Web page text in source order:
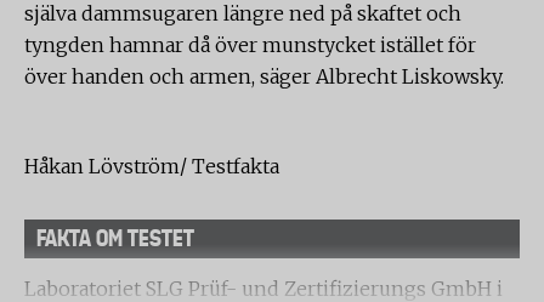
själva dammsugaren längre ned på skaftet och
tyngden hamnar då över munstycket istället för
över handen och armen, säger Albrecht Liskowsky.
Håkan Lövström/ Testfakta
FAKTA OM TESTET
Laboratoriet SLG Prüf- und Zertifizierungs GmbH i